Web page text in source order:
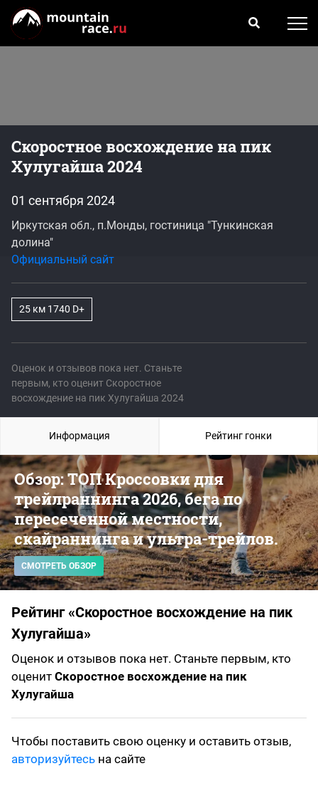
Скоростное восхождение на пик
Хулугайша 2024
Оценок и отзывов пока нет. Станьте
первым, кто оценит Скоростное
восхождение на пик Хулугайша 2024
01 сентября 2024
Иркутская обл., п.Монды, гостиница "Тункинская
долина"
Официальный сайт
25 км 1740 D+
Обзор: ТОП Кроссовки для
трейлраннинга 2026, бега по
пересеченной местности,
скайраннинга и ультра-трейлов.
СМОТРЕТЬ ОБЗОР
Рейтинг «Скоростное восхождение на пик
Хулугайша»
Оценок и отзывов пока нет. Станьте первым, кто
оценит Скоростное восхождение на пик
Хулугайша
Чтобы поставить свою оценку и оставить отзыв,
авторизуйтесь на сайте
Информация Рейтинг гонки